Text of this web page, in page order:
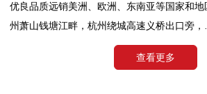
优良品质远销美洲、欧洲、东南亚等国家和
州萧山钱塘江畔，杭州绕城高速义桥出口旁，
查看更多